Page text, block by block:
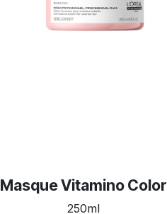
Masque Vitamino Color
250ml